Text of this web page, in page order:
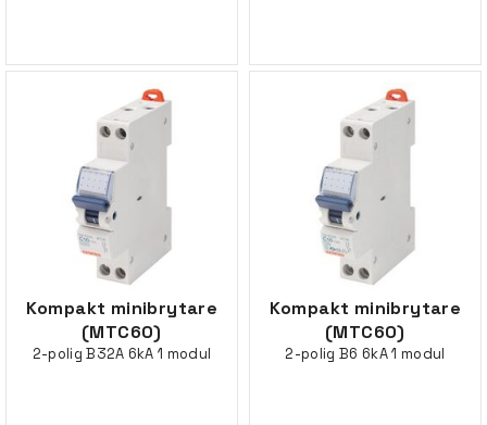
Kompakt minibrytare
(MTC60)
2-polig B32A 6kA 1 modul
Kompakt minibrytare
(MTC60)
2-polig B6 6kA 1 modul